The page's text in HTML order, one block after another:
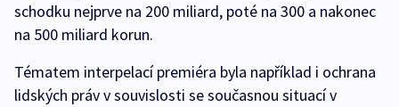
schodku nejprve na 200 miliard, poté na 300 a nakonec
na 500 miliard korun.
Tématem interpelací premiéra byla například i ochrana
lidských práv v souvislosti se současnou situací v